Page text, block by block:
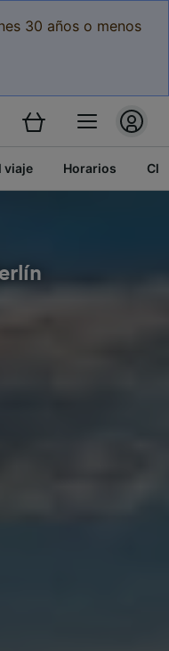
30 años o menos
viaje Horarios